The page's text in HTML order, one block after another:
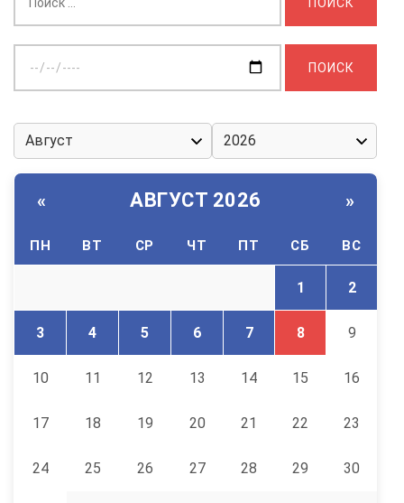
дату:
« АВГУСТ 2026 »
ПН ВТ СР ЧТ ПТ СБ ВС
1 2
3 4 5 6 7 8 9
10 11 12 13 14 15 16
17 18 19 20 21 22 23
24 25 26 27 28 29 30